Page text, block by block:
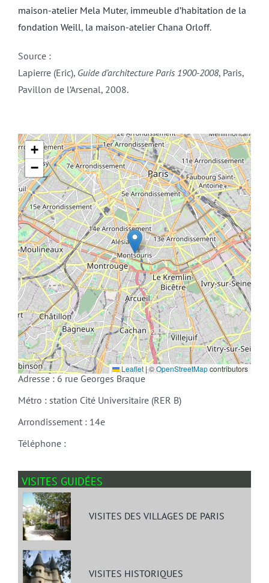
maison-atelier Mela Muter, immeuble d’habitation de la
fondation Weill, la maison-atelier Chana Orloff.
Source :
Lapierre (Eric), Guide d’architecture Paris 1900-2008, Paris,
Pavillon de l’Arsenal, 2008.
+
−
Leaflet |©OpenStreetMapcontributors
Adresse : 6 rue Georges Braque
Métro : station Cité Universitaire (RER B)
Arrondissement : 14e
Téléphone :
VISITES GUIDÉES
VISITES DES VILLAGES DE PARIS
VISITES HISTORIQUES